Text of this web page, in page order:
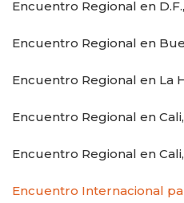
Encuentro Regional en
Encuentro Regional en
Encuentro Regional en La
Encuentro Regional en
Encuentro Regional en
Encuentro Internacional